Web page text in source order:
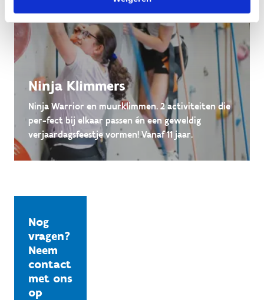
Ninja Klimmers
Ninja Warrior en muurklimmen. 2 activiteiten die
per-fect bij elkaar passen én een geweldig
verjaardagsfeestje vormen! Vanaf 11 jaar.
Nog
vragen?
Neem
contact
met ons
op